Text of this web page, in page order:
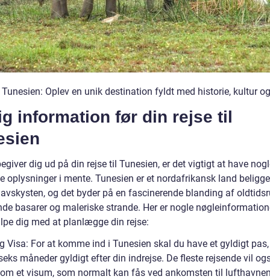
Tunesien: Oplev en unik destination fyldt med historie, kultur
information før din rejse til
dig ud på din rejse til Tunesien, er det vigtigt at have
oplysninger i mente. Tunesien er et nordafrikansk land
og det byder på en fascinerende blanding af
basarer og maleriske strande. Her er nogle
dig med at planlægge din rejse:
Visa: For at komme ind i Tunesien skal du have et gyldigt
måneder gyldigt efter din indrejse. De fleste rejsende vil
et visum, som normalt kan fås ved ankomsten til